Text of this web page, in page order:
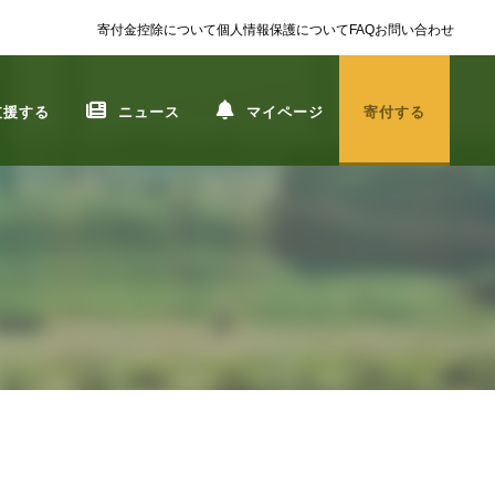
寄付金控除について個人情報保護についてFAQお問い合わせ
する ニュース マイページ 寄付する